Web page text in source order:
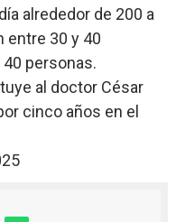
alrededor de 200 a
entre 30 y 40
personas.
al doctor César
cinco años en el